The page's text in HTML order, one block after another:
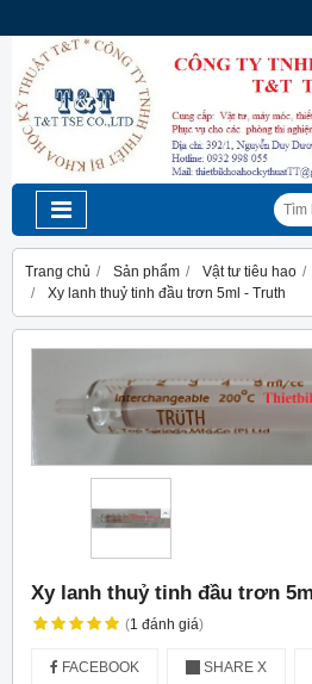
Trang chủ Sản phẩm Vật tư tiêu hao
Xy lanh thuỷ tinh đầu trơn 5ml - Truth
Xy lanh thuỷ tinh đầu trơn
(1 đánh giá)
FACEBOOK SHARE X